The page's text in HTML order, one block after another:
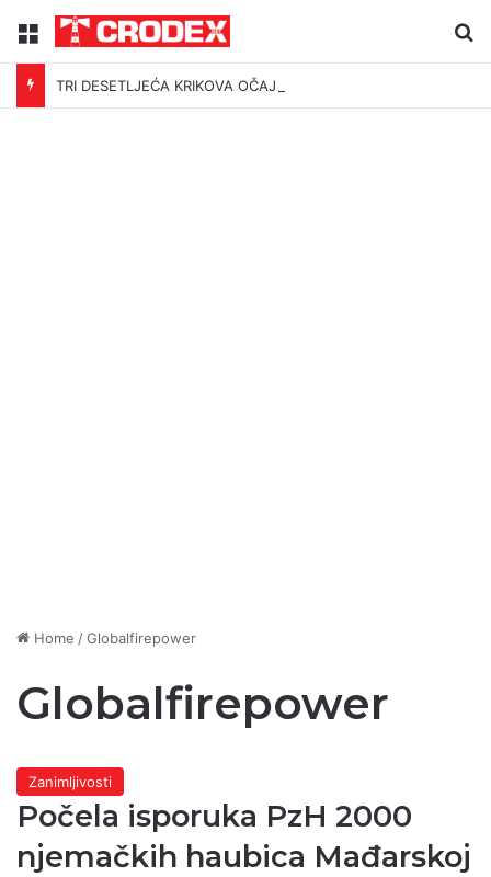
Menu
TRI DESETLJEĆA KRIKOVA OČAJNIKA
Home /Globalfirepower
Globalfirepower
Zanimljivosti
Počela isporuka PzH 2000
njemačkih haubica Mađarskoj